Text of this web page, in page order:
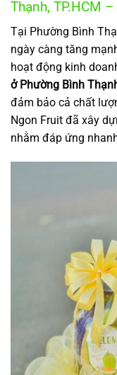
Thạnh, TP.HCM
Tại Phường Bình
ngày càng tăng
hoạt động kinh
ở Phường Bình
đảm bảo cả chất
Ngon Fruit đã xây
nhằm đáp ứng